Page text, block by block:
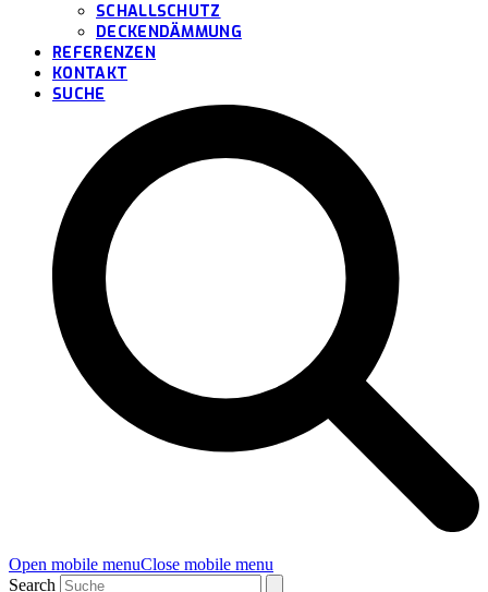
SCHALLSCHUTZ
DECKENDÄMMUNG
REFERENZEN
KONTAKT
SUCHE
Open mobile menuClose mobile menu
Search